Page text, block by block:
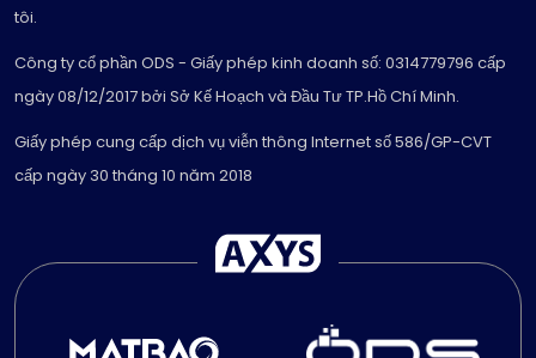
tôi.
Công ty cổ phần ODS - Giấy phép kinh doanh số: 0314779796 cấp
ngày 08/12/2017 bởi Sở Kế Hoạch và Đầu Tư TP.Hồ Chí Minh.
Giấy phép cung cấp dịch vụ viễn thông Internet số 586/GP-CVT
cấp ngày 30 tháng 10 năm 2018